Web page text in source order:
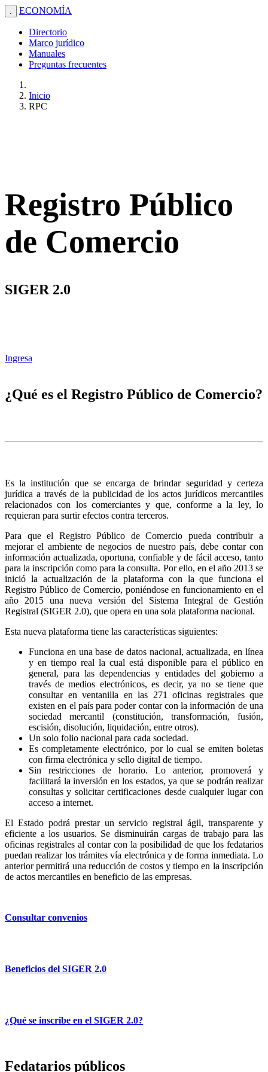
. ECONOMÍA
Directorio
Marco jurídico
Manuales
Preguntas frecuentes
Inicio
RPC
Registro Público
de Comercio
SIGER 2.0
Ingresa
¿Qué es el Registro Público de Comercio?
Es la institución que se encarga de brindar seguridad y certeza
jurídica a través de la publicidad de los actos jurídicos mercantiles
relacionados con los comerciantes y que, conforme a la ley, lo
requieran para surtir efectos contra terceros.
Para que el Registro Público de Comercio pueda contribuir a
mejorar el ambiente de negocios de nuestro país, debe contar con
información actualizada, oportuna, confiable y de fácil acceso, tanto
para la inscripción como para la consulta. Por ello, en el año 2013 se
inició la actualización de la plataforma con la que funciona el
Registro Público de Comercio, poniéndose en funcionamiento en el
año 2015 una nueva versión del Sistema Integral de Gestión
Registral (SIGER 2.0), que opera en una sola plataforma nacional.
Esta nueva plataforma tiene las características siguientes:
Funciona en una base de datos nacional, actualizada, en línea
y en tiempo real la cual está disponible para el público en
general, para las dependencias y entidades del gobierno a
través de medios electrónicos, es decir, ya no se tiene que
consultar en ventanilla en las 271 oficinas registrales que
existen en el país para poder contar con la información de una
sociedad mercantil (constitución, transformación, fusión,
escisión, disolución, liquidación, entre otros).
Un solo folio nacional para cada sociedad.
Es completamente electrónico, por lo cual se emiten boletas
con firma electrónica y sello digital de tiempo.
Sin restricciones de horario. Lo anterior, promoverá y
facilitará la inversión en los estados, ya que se podrán realizar
consultas y solicitar certificaciones desde cualquier lugar con
acceso a internet.
El Estado podrá prestar un servicio registral ágil, transparente y
eficiente a los usuarios. Se disminuirán cargas de trabajo para las
oficinas registrales al contar con la posibilidad de que los fedatarios
puedan realizar los trámites vía electrónica y de forma inmediata. Lo
anterior permitirá una reducción de costos y tiempo en la inscripción
de actos mercantiles en beneficio de las empresas.
Consultar convenios
Beneficios del SIGER 2.0
¿Qué se inscribe en el SIGER 2.0?
Fedatarios públicos